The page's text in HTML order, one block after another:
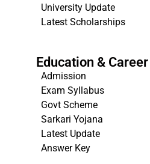
University Update
Latest Scholarships
Education & Career
Admission
Exam Syllabus
Govt Scheme
Sarkari Yojana
Latest Update
Answer Key